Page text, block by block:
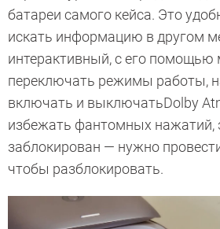
батареи самого кейса. Это
искать информацию в другом
интерактивный, с его
переключать режимы работы,
включать и выключатьDolby
избежать фантомных нажатий,
заблокирован — нужно
чтобы разблокировать.